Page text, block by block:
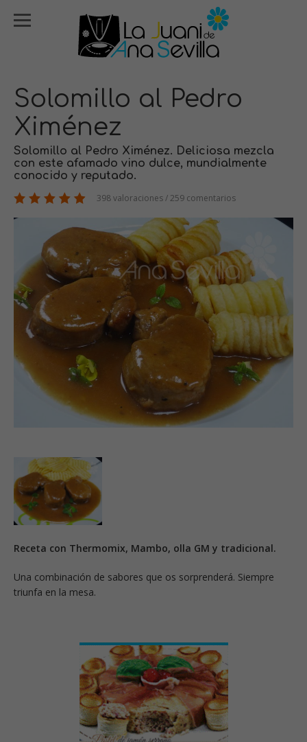
Solomillo al Pedro
Ximénez
Solomillo al Pedro Ximénez. Deliciosa mezcla
con este afamado vino dulce, mundialmente
conocido y reputado.
398 valoraciones / 259 comentarios
Receta con Thermomix, Mambo, olla GM y tradicional.
Una combinación de sabores que os sorprenderá. Siempre
triunfa en la mesa.